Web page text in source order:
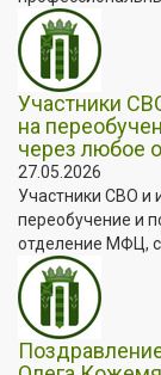
Участники
на
через любое
27.05.2026
Участники СВО и
переобучение и
отделение МФЦ,